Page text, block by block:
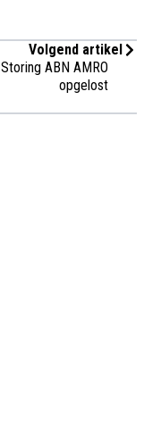
Volgend artikel
Storing ABN AMRO
opgelost